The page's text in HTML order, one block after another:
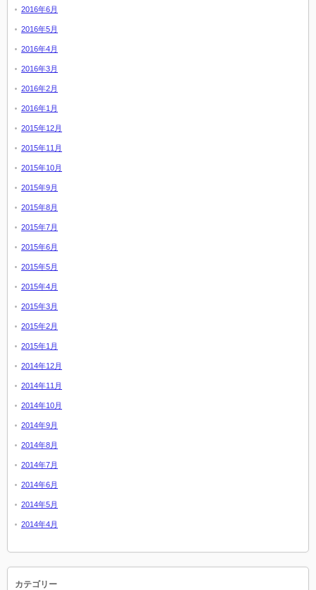
2016年6月
2016年5月
2016年4月
2016年3月
2016年2月
2016年1月
2015年12月
2015年11月
2015年10月
2015年9月
2015年8月
2015年7月
2015年6月
2015年5月
2015年4月
2015年3月
2015年2月
2015年1月
2014年12月
2014年11月
2014年10月
2014年9月
2014年8月
2014年7月
2014年6月
2014年5月
2014年4月
カテゴリー